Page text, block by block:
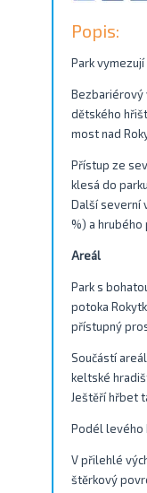
Popis:
Park
Bezbariérový
dětského
most nad
Přístup ze
klesá do
Další severní
%) a hrubého
Areál
Park s
potoka
přístupný
Součástí
keltské
Ještěří hřbet
Podél levého
V přilehlé
štěrkový